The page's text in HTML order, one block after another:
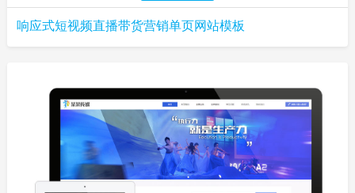
响应式短视频直播带货营销单页网站模板